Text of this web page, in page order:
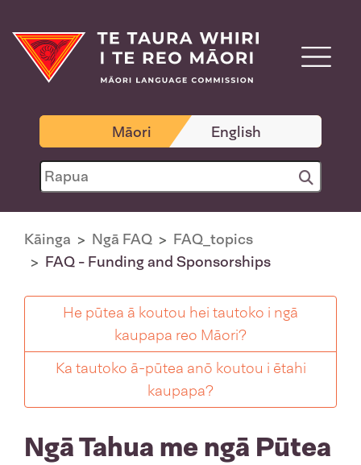
Māori English
Kāinga Ngā FAQ
FAQ_topics
FAQ - Funding and Sponsorships
He pūtea ā koutou hei tautoko i ngā
kaupapa reo Māori?
Ka tautoko ā-pūtea anō koutou i ētahi
kaupapa?
Ngā Tahua me ngā Pūtea